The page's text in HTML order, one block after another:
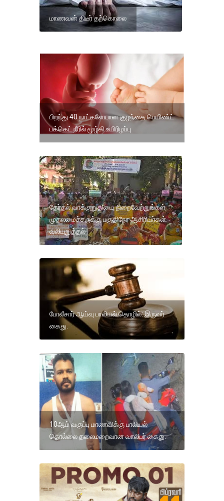
மாணவன் திடீர் தற்கொலை
பிறந்து 40 நாட்களேயான குழந்தை பெயிண்ட்
பக்கெட் நீரில் மூழ்கி உயிரிழப்பு
தேர்தல் வாக்குறுதியை நிறைவேற்றுங்கள்
முதலமைச்சருக்கு பகுதிநேர ஆசிரியர்கள்
வலியுறுத்தல்
போலீசார் ஆய்வு பாலியல் தொழில்: இருவர்
கைது.
10ஆம் வகுப்பு மாணவிக்கு பாலியல்
தொல்லை தலைமறைவான வாலிபர் கைது.